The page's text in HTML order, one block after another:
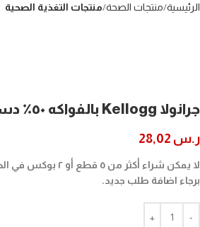
الرئيسية منتجات الصحة منتجات التغذية الصحية
جرانولا Kellogg بالفواكه ٥٠٪ دسم أقل
ر.س
لا يمكن شراء أكثر من
برجاء اضافة طلب جديد.